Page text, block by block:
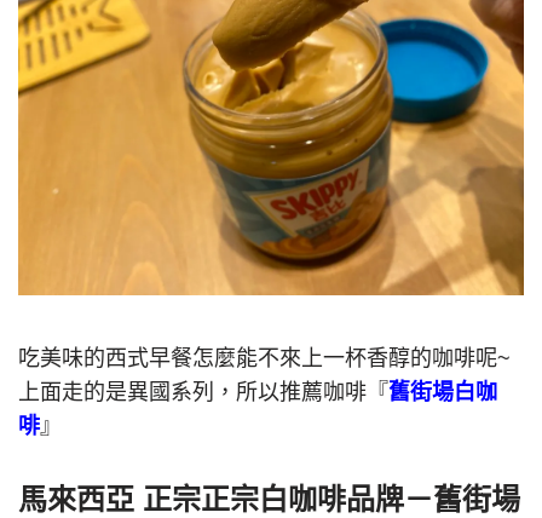
吃美味的西式早餐怎麼能不來上一杯香醇的咖啡呢~
上面走的是異國系列，所以推薦咖啡『舊街場白咖
啡 』
馬來西亞 正宗正宗白咖啡品牌－舊街場